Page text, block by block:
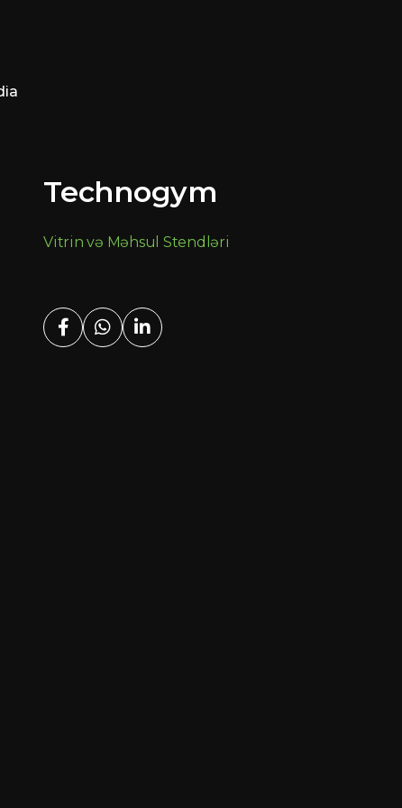
Technogym
Vitrin və Məhsul Stendləri